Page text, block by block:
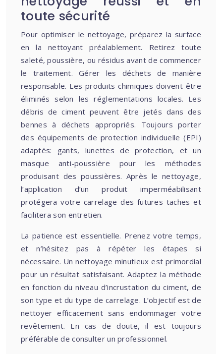
toute sécurité
Pour optimiser le nettoyage, préparez la surface
en la nettoyant préalablement. Retirez toute
saleté, poussière, ou résidus avant de commencer
le traitement. Gérer les déchets de manière
responsable. Les produits chimiques doivent être
éliminés selon les réglementations locales. Les
débris de ciment peuvent être jetés dans des
bennes à déchets appropriés. Toujours porter
des équipements de protection individuelle (EPI)
adaptés: gants, lunettes de protection, et un
masque anti-poussière pour les méthodes
produisant des poussières. Après le nettoyage,
l’application d’un produit imperméabilisant
protégera votre carrelage des futures taches et
facilitera son entretien.
La patience est essentielle. Prenez votre temps,
et n’hésitez pas à répéter les étapes si
nécessaire. Un nettoyage minutieux est primordial
pour un résultat satisfaisant. Adaptez la méthode
en fonction du niveau d’incrustation du ciment, de
son type et du type de carrelage. L’objectif est de
nettoyer efficacement sans endommager votre
revêtement. En cas de doute, il est toujours
préférable de consulter un professionnel.